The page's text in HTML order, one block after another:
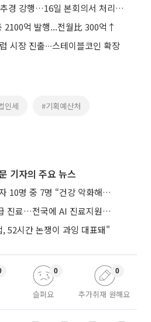
송언석 “與, 임시국회서 추경 강행…16일 본회의서 처리해야”
2100억 발행...전월比 300억↑
시장 진출∙∙∙스테이블코인 확장
인세 #기획예산처
기자의 주요 뉴스
장기요양 재가급여 수급자 10명 중 7명 “건강 악화해도 집에서”
보건소에서도 대학병원급 진료…전국에 AI 진료지원도구 보급
52시간 논쟁이 과잉 대표돼"
슬퍼요
0
추가취재 원해요
0